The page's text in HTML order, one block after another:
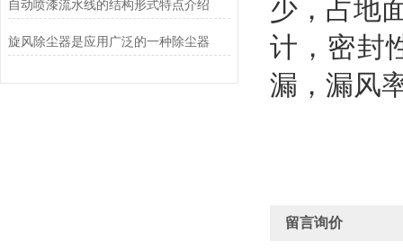
自动喷漆流水线的结构形式特点介绍
旋风除尘器是应用广泛的一种除尘器
少，占地
计，密封
漏，漏风
留言询价